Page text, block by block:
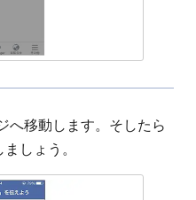
へ移動します。そしたら
しょう。